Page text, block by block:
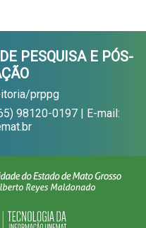
PESQUISA E PÓS-
prppg
98120-0197 | E-mail: